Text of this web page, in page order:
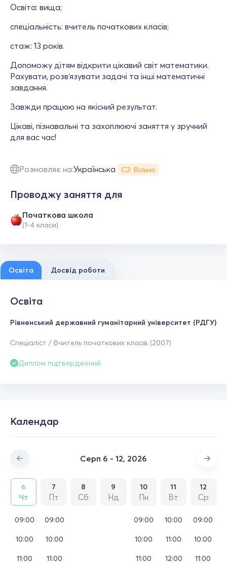
Освіта: вища;
спеціальність: вчитель початкових класів;
стаж: 13 років.
Допоможу дітям відкрити цікавий світ математики.
Рахувати, розвʼязувати задачі та інші математичні
завдання.
Завжди працюю на якісний результат.
Цікаві, пізнавальні та захоплюючі заняття у зручний
для вас час!
Розмовляє на:Українська С2: Вільно
Проводжу заняття для
Початкова школа
(1-4 класи)
Освіта Досвід роботи
Освіта
Рівненський державний гуманітарний університет (РДГУ)
Спеціаліст / Вчитель початкових класів (2007)
Диплом підтверджений
Календар
Серп 6 - 12, 2026
6
Чт
7
Пт
8
Сб
9
Нд
10
Пн
11
Вт
12
Ср
09:00
10:00
11:00
09:00
10:00
11:00
09:00
10:00
11:00
10:00
11:00
12:00
09:00
10:00
11:00